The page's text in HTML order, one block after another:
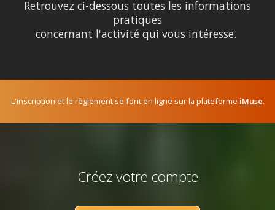
Retrouvez ci-dessous toutes les informations
pratiques
concernant l'activité qui vous intéresse.
L'inscription et le règlement se font en ligne sur la plateforme iMuse.
Créez votre compte